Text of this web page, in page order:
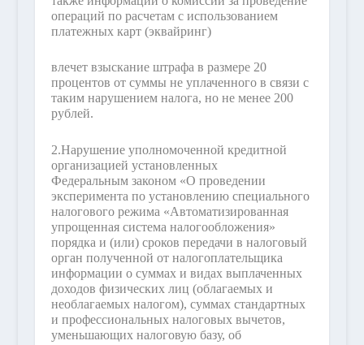
операций по расчетам с использованием
платежных карт (эквайринг)
влечет взыскание штрафа в размере 20
процентов от суммы не уплаченного в связи с
таким нарушением налога, но не менее 200
рублей.
2.Нарушение уполномоченной кредитной
организацией установленных
Федеральным законом «О проведении
эксперимента по установлению специального
налогового режима «Автоматизированная
упрощенная система налогообложения»
порядка и (или) сроков передачи в налоговый
орган полученной от налогоплательщика
информации о суммах и видах выплаченных
доходов физических лиц (облагаемых и
необлагаемых налогом), суммах стандартных
и профессиональных налоговых вычетов,
уменьшающих налоговую базу, об